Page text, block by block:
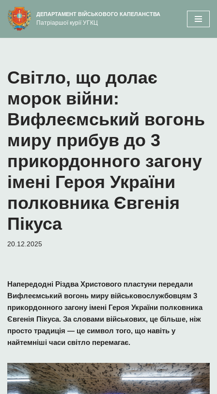
вмісту
Перейти
до
ДЕПАРТАМЕНТ ВІЙСЬКОВОГО КАПЕЛАНСТВА
Патріаршої курії УГКЦ
Світло, що долає
морок війни:
Вифлеємський вогонь
миру прибув до 3
прикордонного загону
імені Героя України
полковника Євгенія
Пікуса
20.12.2025
Напередодні Різдва Христового пластуни передали
Вифлеємський вогонь миру військовослужбовцям 3
прикордонного загону імені Героя України полковника
Євгенія Пікуса. За словами військових, це більше, ніж
просто традиція — це символ того, що навіть у
найтемніші часи світло перемагає.